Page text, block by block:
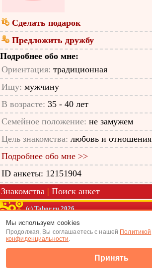
Сделать подарок
Предложить дружбу
Подробнее обо мне:
Ориентация: традиционная
Ищу: мужчину
В возрасте: 35 - 40 лет
Семейное положение: не замужем
Цель знакомства: любовь и отношения
Подробнее обо мне >>
ID анкеты: 12151904
Знакомства | Поиск анкет
(c) Tabor.ru 2026
Мы используем cookies
Продолжая, Вы соглашаетесь с нашей Политикой
конфиденциальности.
Принять